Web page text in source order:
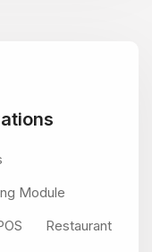
Module
Restaurant